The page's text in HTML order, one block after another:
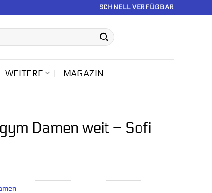
SCHNELL VERFÜGBAR
WEITERE MAGAZIN
Damen weit – Sofi